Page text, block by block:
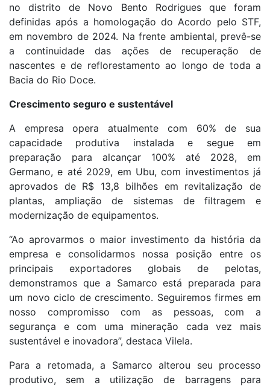
no distrito de Novo Bento Rodrigues que foram
definidas após a homologação do Acordo pelo STF,
em novembro de 2024. Na frente ambiental, prevê-se
a continuidade das ações de recuperação de
nascentes e de reflorestamento ao longo de toda a
Bacia do Rio Doce.
Crescimento seguro e sustentável​
A empresa opera atualmente com 60% de sua
capacidade produtiva instalada e segue em
preparação para alcançar 100% até 2028, em
Germano, e até 2029, em Ubu, com investimentos já
aprovados de R$ 13,8 bilhões em revitalização de
plantas, ampliação de sistemas de filtragem e
modernização de equipamentos. ​
“Ao aprovarmos o maior investimento da história da
empresa e consolidarmos nossa posição entre os
principais exportadores globais de pelotas,
demonstramos que a Samarco está preparada para
um novo ciclo de crescimento. Seguiremos firmes em
nosso compromisso com as pessoas, com a
segurança e com uma mineração cada vez mais
sustentável e inovadora”, destaca Vilela.​
Para a retomada, a Samarco alterou seu processo
produtivo, sem a utilização de barragens para